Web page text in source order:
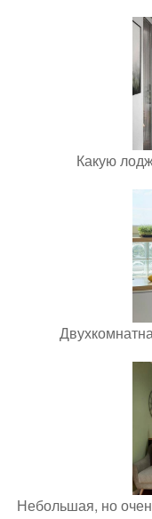
Какую
Небольшая, но